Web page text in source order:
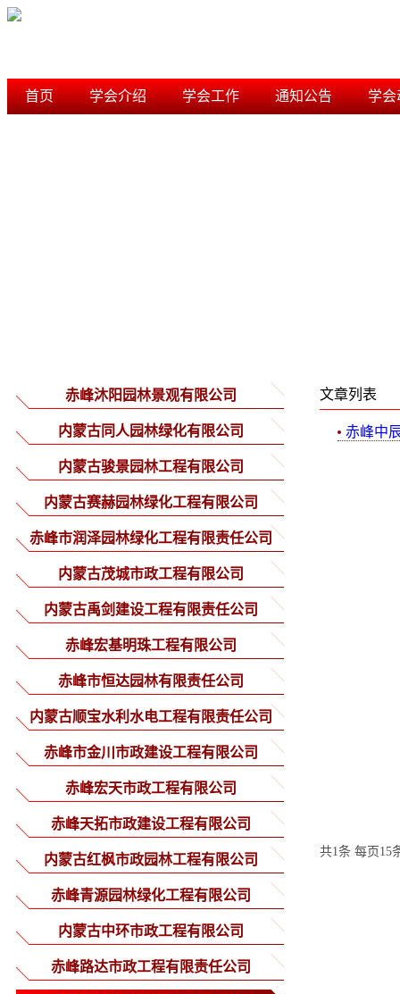
首页 学会介绍 学会工作 通知公告 学会
赤峰沐阳园林景观有限公司
内蒙古同人园林绿化有限公司
内蒙古骏景园林工程有限公司
内蒙古赛赫园林绿化工程有限公司
赤峰市润泽园林绿化工程有限责任公司
内蒙古茂城市政工程有限公司
内蒙古禹剑建设工程有限责任公司
赤峰宏基明珠工程有限公司
赤峰市恒达园林有限责任公司
内蒙古顺宝水利水电工程有限责任公司
赤峰市金川市政建设工程有限公司
赤峰宏天市政工程有限公司
赤峰天拓市政建设工程有限公司
内蒙古红枫市政园林工程有限公司
赤峰青源园林绿化工程有限公司
内蒙古中环市政工程有限公司
赤峰路达市政工程有限责任公司
文章列表
赤峰中
共1条 每页15